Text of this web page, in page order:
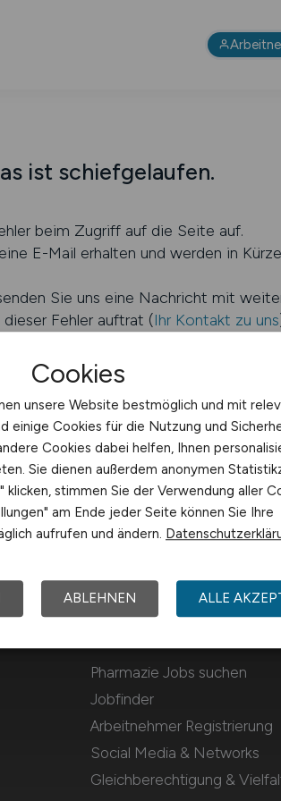
ist schiefgelaufen.
beim Zugriff auf die Seite auf.
E-Mail erhalten und werden in
Sie uns eine Nachricht mit
Fehler auftrat (Ihr Kontakt zu uns
Für Arbeitnehmer
Pharmazie Jobs suchen
Jobfinder
Arbeitnehmer Registrierung
Social Media & Networks
Gleichberechtigung &
Cookies
unsere Website bestmöglich und mit
einige Cookies für die Nutzung und
Cookies dabei helfen, Ihnen
Sie dienen außerdem anonymen
klicken, stimmen Sie der Verwendung aller
am Ende jeder Seite können Sie Ihre
aufrufen und ändern.
ABLEHNEN ALLE